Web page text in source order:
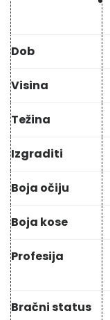
Dob
Visina
Težina
Izgraditi
Boja očiju
Boja kose
Profesija
Bračni status